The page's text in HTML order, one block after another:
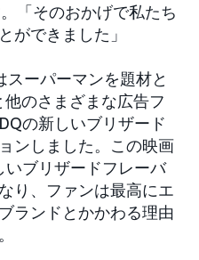
「そのおかげで私たち
ができました」
ーパーマンを題材と
他のさまざまな広告フ
の新しいブリザード
ンしました。この映画
ブリザードフレーバ
り、ファンは最高にエ
ランドとかかわる理由